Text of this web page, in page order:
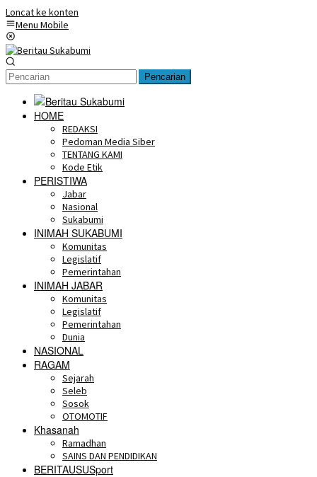
Loncat ke konten
Menu Mobile
Pencarian
HOME
REDAKSI
Pedoman Media Siber
TENTANG KAMI
Kode Etik
PERISTIWA
Jabar
Nasional
Sukabumi
INIMAH SUKABUMI
Komunitas
Legislatif
Pemerintahan
INIMAH JABAR
Komunitas
Legislatif
Pemerintahan
Dunia
NASIONAL
RAGAM
Sejarah
Seleb
Sosok
OTOMOTIF
Khasanah
Ramadhan
SAINS DAN PENDIDIKAN
BERITAUSUSport